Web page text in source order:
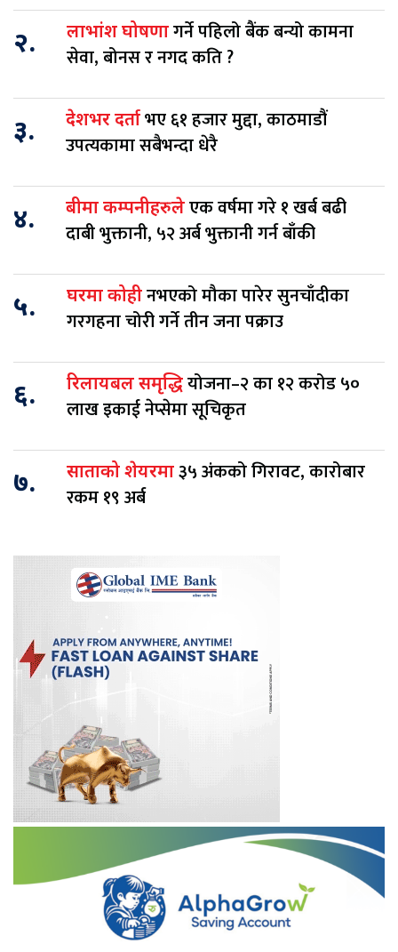
२. लाभांश घोषणागर्ने पहिलो बैंक बन्यो कामना
सेवा, बोनस र नगद कति ?
३. देशभर दर्ताभए ६१ हजार मुद्दा, काठमाडौं
उपत्यकामा सबैभन्दा धेरै
४. बीमा कम्पनीहरुलेएक वर्षमा गरे १ खर्ब बढी
दाबी भुक्तानी, ५२ अर्ब भुक्तानी गर्न बाँकी
५. घरमा कोहीनभएको मौका पारेर सुनचाँदीका
गरगहना चोरी गर्ने तीन जना पक्राउ
६. रिलायबल समृद्धियोजना–२ का १२ करोड ५०
लाख इकाई नेप्सेमा सूचिकृत
७. साताको शेयरमा३५ अंकको गिरावट, कारोबार
रकम १९ अर्ब